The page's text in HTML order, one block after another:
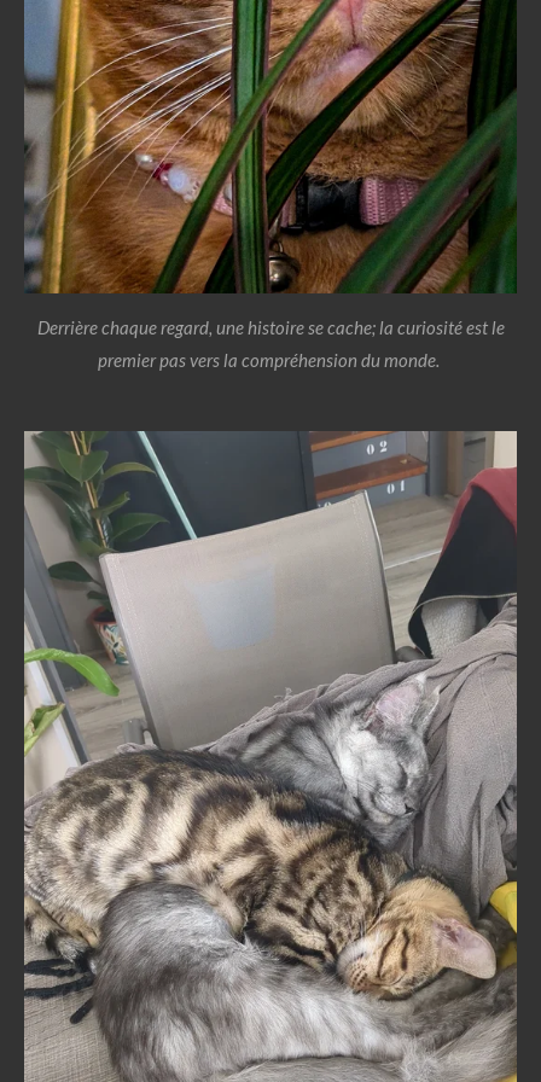
Derrière chaque regard, une histoire se cache; la curiosité est le
premier pas vers la compréhension du monde.